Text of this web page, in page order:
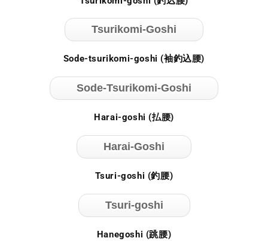
Tsurikomi-Goshi
Sode-tsurikomi-goshi (袖釣込腰)
Sode-Tsurikomi-Goshi
Harai-goshi (払腰)
Harai-Goshi
Tsuri-goshi (釣腰)
Tsuri-goshi
Hanegoshi (跳腰)